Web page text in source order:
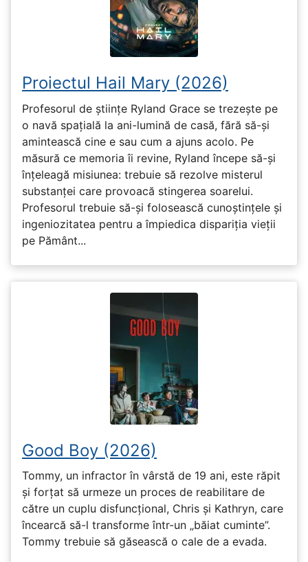
Proiectul Hail Mary (2026)
Profesorul de științe Ryland Grace se trezește pe
o navă spațială la ani-lumină de casă, fără să-și
amintească cine e sau cum a ajuns acolo. Pe
măsură ce memoria îi revine, Ryland începe să-și
înțeleagă misiunea: trebuie să rezolve misterul
substanței care provoacă stingerea soarelui.
Profesorul trebuie să-și folosească cunoștințele și
ingeniozitatea pentru a împiedica dispariția vieții
pe Pământ...
Good Boy (2026)
Tommy, un infractor în vârstă de 19 ani, este răpit
și forțat să urmeze un proces de reabilitare de
către un cuplu disfuncțional, Chris și Kathryn, care
încearcă să-l transforme într-un „băiat cuminte”.
Tommy trebuie să găsească o cale de a evada.